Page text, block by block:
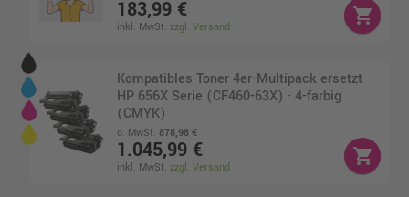
183,99 €
inkl. MwSt.zzgl. Versand
shopping_cart
Kompatibles Toner 4er-Multipack ersetzt
HP 656X Serie (CF460-63X) · 4-farbig
(CMYK)
o. MwSt. 878,98 €
1.045,99 €
inkl. MwSt.zzgl. Versand
shopping_cart